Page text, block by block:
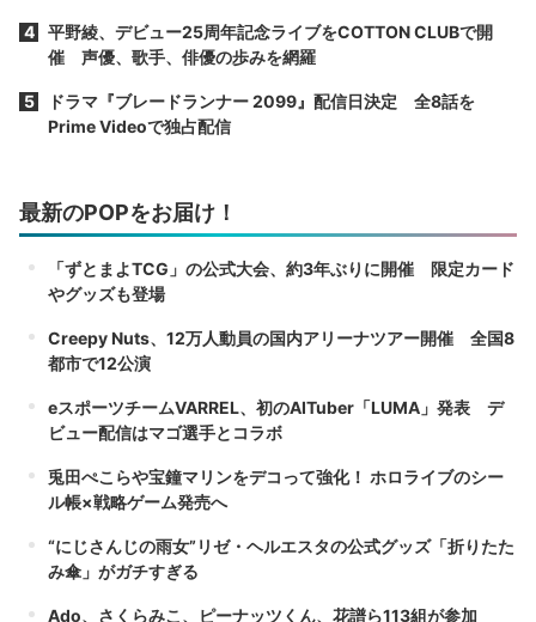
平野綾、デビュー25周年記念ライブをCOTTON CLUBで開
催 声優、歌手、俳優の歩みを網羅
ドラマ『ブレードランナー 2099』配信日決定 全8話を
Prime Videoで独占配信
最新のPOPをお届け！
「ずとまよTCG」の公式大会、約3年ぶりに開催 限定カード
やグッズも登場
Creepy Nuts、12万人動員の国内アリーナツアー開催 全国8
都市で12公演
eスポーツチームVARREL、初のAITuber「LUMA」発表 デ
ビュー配信はマゴ選手とコラボ
兎田ぺこらや宝鐘マリンをデコって強化！ ホロライブのシー
ル帳×戦略ゲーム発売へ
“にじさんじの雨女”リゼ・ヘルエスタの公式グッズ「折りたた
み傘」がガチすぎる
Ado、さくらみこ、ピーナッツくん、花譜ら113組が参加